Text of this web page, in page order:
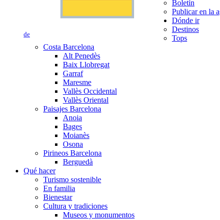
de
Boletín
Publicar en la
Dónde ir
Destinos
Tops
Costa Barcelona
Alt Penedès
Baix Llobregat
Garraf
Maresme
Vallès Occidental
Vallès Oriental
Paisajes Barcelona
Anoia
Bages
Moianès
Osona
Pirineos Barcelona
Berguedà
Qué hacer
Turismo sostenible
En familia
Bienestar
Cultura y tradiciones
Museos y monumentos